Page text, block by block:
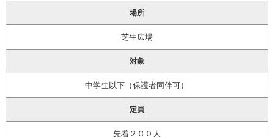
場所
芝生広場
対象
中学生以下（保護者同伴可）
定員
先着２００人